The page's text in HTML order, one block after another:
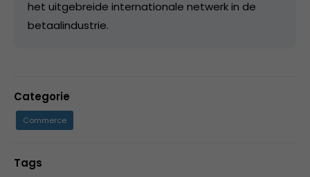
het uitgebreide internationale netwerk in de
betaalindustrie.
Categorie
Commerce
Tags